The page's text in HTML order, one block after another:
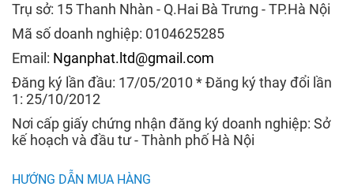
Trụ sở: 15 Thanh Nhàn - Q.Hai Bà Trưng - TP.Hà Nội
Mã số doanh nghiệp: 0104625285
Email: Nganphat.ltd@gmail.com
Đăng ký lần đầu: 17/05/2010 * Đăng ký thay đổi lần
1: 25/10/2012
Nơi cấp giấy chứng nhận đăng ký doanh nghiệp: Sở
kế hoạch và đầu tư - Thành phố Hà Nội
HƯỚNG DẪN MUA HÀNG